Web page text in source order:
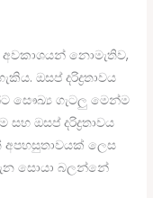
නොමැතිව,
ඔසප් දරිද්‍රතාවය
සෞඛ්‍ය ගැටලු මෙන්ම
ඔසප් දරිද්‍රතාවය
අපහසුතාවයක් ලෙස
සොයා බලන්නේ